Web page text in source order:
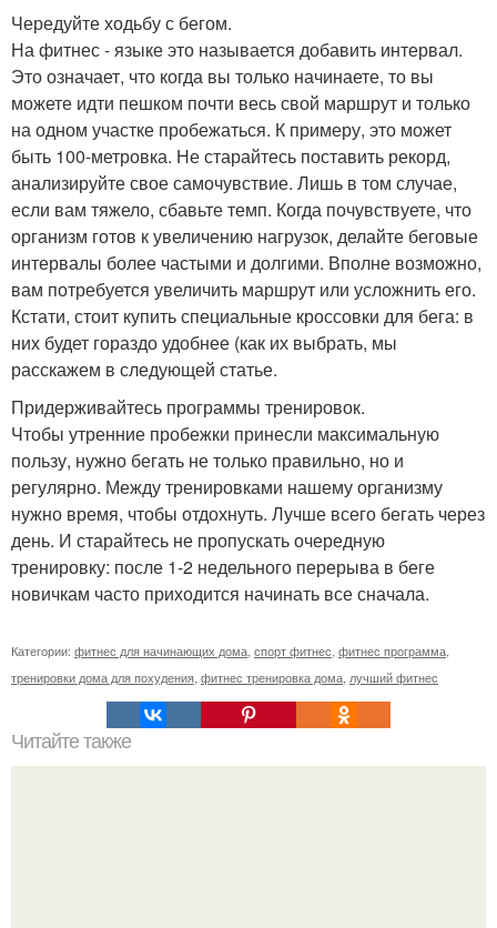
Чередуйте ходьбу с бегом.
На фитнес - языке это называется добавить интервал.
Это означает, что когда вы только начинаете, то вы
можете идти пешком почти весь свой маршрут и только
на одном участке пробежаться. К примеру, это может
быть 100-метровка. Не старайтесь поставить рекорд,
анализируйте свое самочувствие. Лишь в том случае,
если вам тяжело, сбавьте темп. Когда почувствуете, что
организм готов к увеличению нагрузок, делайте беговые
интервалы более частыми и долгими. Вполне возможно,
вам потребуется увеличить маршрут или усложнить его.
Кстати, стоит купить специальные кроссовки для бега: в
них будет гораздо удобнее (как их выбрать, мы
расскажем в следующей статье.
Придерживайтесь программы тренировок.
Чтобы утренние пробежки принесли максимальную
пользу, нужно бегать не только правильно, но и
регулярно. Между тренировками нашему организму
нужно время, чтобы отдохнуть. Лучше всего бегать через
день. И старайтесь не пропускать очередную
тренировку: после 1-2 недельного перерыва в беге
новичкам часто приходится начинать все сначала.
Категории: фитнес для начинающих дома, спорт фитнес, фитнес программа,
тренировки дома для похудения, фитнес тренировка дома, лучший фитнес
Читайте также